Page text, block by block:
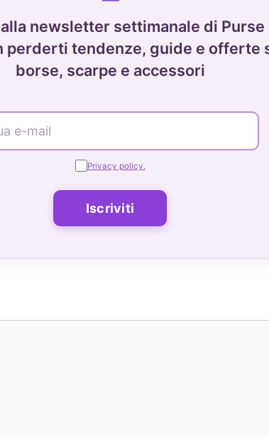
newsletter settimanale di Purse
perderti tendenze, guide e offerte
borse, scarpe e accessori
Privacy policy.